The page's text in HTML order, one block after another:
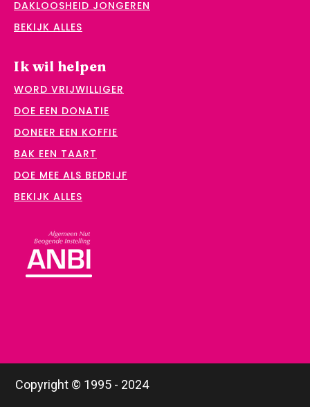
DAKLOOSHEID JONGEREN
BEKIJK ALLES
Ik wil helpen
WORD VRIJWILLIGER
DOE EEN DONATIE
DONEER EEN KOFFIE
BAK EEN TAART
DOE MEE ALS BEDRIJF
BEKIJK ALLES
Copyright © 1995 - 2024